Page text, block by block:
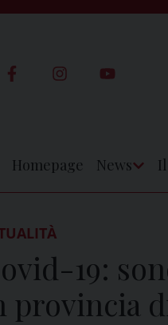
Homepage News
19:
provincia